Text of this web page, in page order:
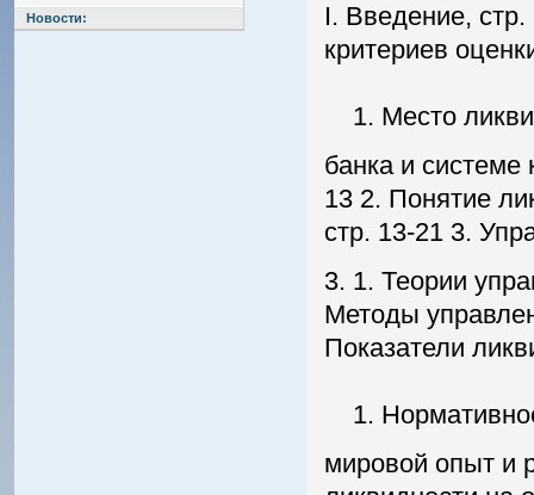
Новости:
I. Введение,
критериев
1. Место
банка и
13 2. Понятие
стр. 13-21 3.
3. 1. Теории
Методы
Показатели
1.
мировой опыт и